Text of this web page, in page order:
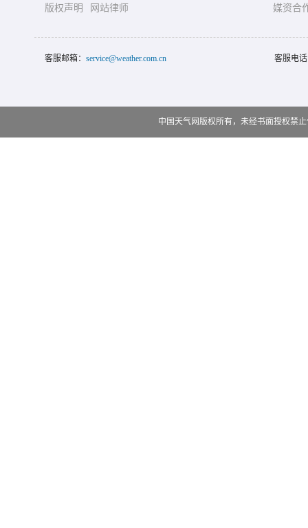
版权声明
网站律师
媒资合
客服邮箱： service@weather.com.cn 客服电
中国天气网版权所有，未经书面授权